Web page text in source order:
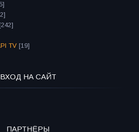
TV [19]
ВХОД НА САЙТ
ПАРТНЁРЫ